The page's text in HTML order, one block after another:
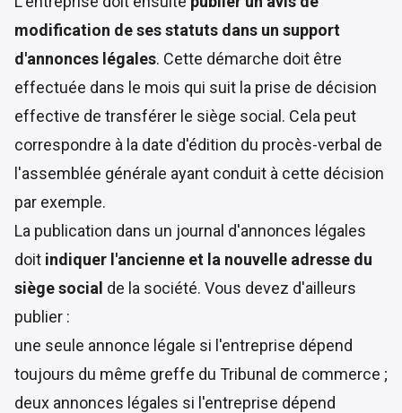
modification de ses statuts dans un support
d'annonces légales. Cette démarche doit être
effectuée dans le mois qui suit la prise de décision
effective de transférer le siège social. Cela peut
correspondre à la date d'édition du procès-verbal de
l'assemblée générale ayant conduit à cette décision
par exemple.
La publication dans un journal d'annonces légales
doit indiquer l'ancienne et la nouvelle adresse du
siège social de la société. Vous devez d'ailleurs
publier :
une seule annonce légale si l'entreprise dépend
toujours du même greffe du Tribunal de commerce ;
deux annonces légales si l'entreprise dépend